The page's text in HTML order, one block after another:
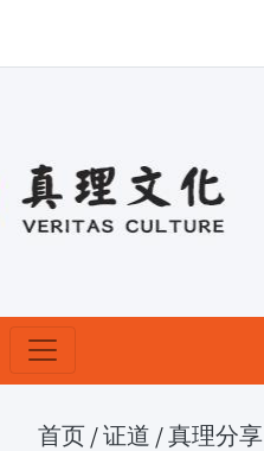
首页 /证道 /真理分享